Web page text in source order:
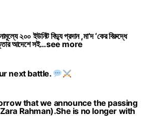
২০০ ইউনিট বিদ্যু প্রদান ,মা’দ ‘কের বিরুদ্ধে
আদেশে সই…see more
next battle.
that we announce the passing
Rahman).She is no longer with